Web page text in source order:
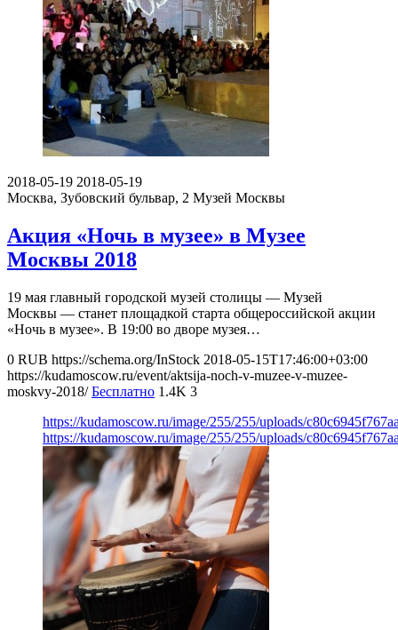
2018-05-19 2018-05-19
Москва, Зубовский бульвар, 2 Музей Москвы
Акция «Ночь в музее» в Музее
Москвы 2018
19 мая главный городской музей столицы — Музей
Москвы — станет площадкой старта общероссийской акции
«Ночь в музее». В 19:00 во дворе музея…
0 RUB https://schema.org/InStock 2018-05-15T17:46:00+03:00
https://kudamoscow.ru/event/aktsija-noch-v-muzee-v-muzee-
moskvy-2018/ Бесплатно 1.4K 3
https://kudamoscow.ru/image/255/255/uploads/
https://kudamoscow.ru/image/255/255/uploads/